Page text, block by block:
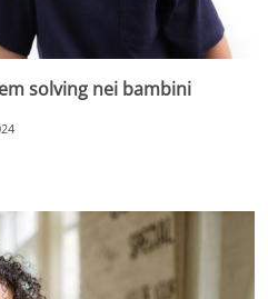
solving nei bambini